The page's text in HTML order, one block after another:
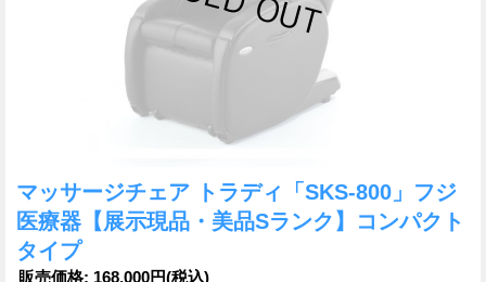
マッサージチェア トラディ「SKS-800」フジ
医療器【展示現品・美品Sランク】コンパクト
タイプ
販売価格: 168,000円(税込)